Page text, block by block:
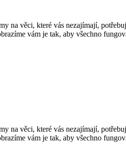
na věci, které vás nezajímají,
vám je tak, aby všechno
na věci, které vás nezajímají,
vám je tak, aby všechno